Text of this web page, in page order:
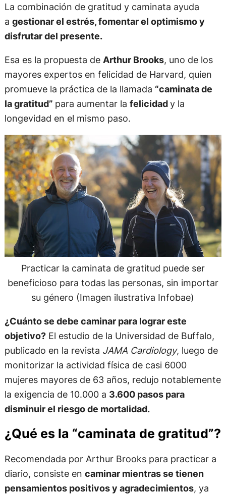
La combinación de gratitud y caminata ayuda
a gestionar el estrés, fomentar el optimismo y
disfrutar del presente.
Esa es la propuesta de Arthur Brooks, uno de los
mayores expertos en felicidad de Harvard, quien
promueve la práctica de la llamada “caminata de
la gratitud” para aumentar la felicidady la
longevidad en el mismo paso.
Practicar la caminata de gratitud puede ser
beneficioso para todas las personas, sin importar
su género (Imagen ilustrativa Infobae)
¿Cuánto se debe caminar para lograr este
objetivo?El estudio de la Universidad de Buffalo,
publicado en la revista JAMA Cardiology, luego de
monitorizar la actividad física de casi 6000
mujeres mayores de 63 años, redujo notablemente
la exigencia de 10.000 a 3.600 pasos para
disminuir el riesgo de mortalidad.
¿Qué es la “caminata de gratitud”?
Recomendada por Arthur Brooks para practicar a
diario, consiste en caminar mientras se tienen
pensamientos positivos y agradecimientos, ya